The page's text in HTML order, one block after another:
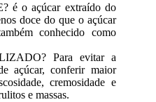
é o açúcar extraído do
doce do que o açúcar
conhecido como
Para evitar a
açúcar, conferir maior
cremosidade e
e massas.